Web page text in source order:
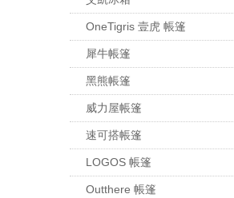
OneTigris 壹虎 帳篷
犀牛帳篷
黑熊帳篷
威力屋帳篷
速可搭帳篷
LOGOS 帳篷
Outthere 帳篷